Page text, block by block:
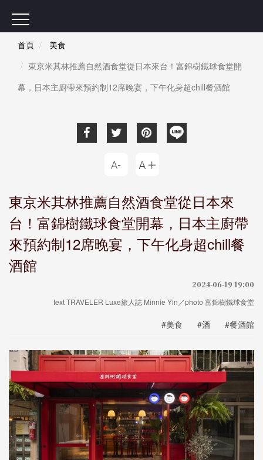
首頁
美食
東京米其林推薦自然酒食堂從日本來台！富錦樹鐵球食堂開
幕，日本主廚帶來預約制12席晚宴，下午化身超chill餐酒館
東京米其林推薦自然酒食堂從日本來
台！富錦樹鐵球食堂開幕，日本主廚帶
來預約制12席晚宴，下午化身超chill餐
酒館
2024-06-19 19:00
text TRAVELER Luxe旅人誌 Minnie Yin／photo 富錦樹鐵球食堂
#美食 #酒 #餐酒館